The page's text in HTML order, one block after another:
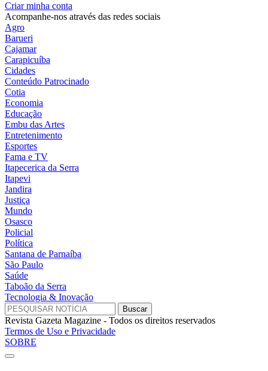
Criar minha conta
Acompanhe-nos através das redes sociais
Agro
Barueri
Cajamar
Carapicuíba
Cidades
Conteúdo Patrocinado
Cotia
Economia
Educação
Embu das Artes
Entretenimento
Esportes
Fama e TV
Itapecerica da Serra
Itapevi
Jandira
Justiça
Mundo
Osasco
Policial
Política
Santana de Parnaíba
São Paulo
Saúde
Taboão da Serra
Tecnologia & Inovação
Revista Gazeta Magazine - Todos os direitos reservados
Termos de Uso e Privacidade
SOBRE